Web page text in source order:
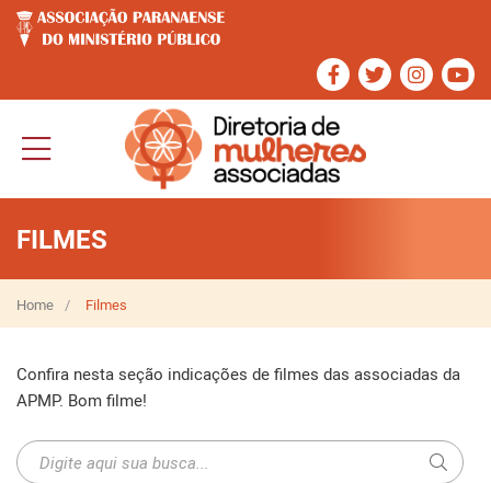
FILMES
Home Filmes
Confira nesta seção indicações de filmes das associadas da
APMP. Bom filme!